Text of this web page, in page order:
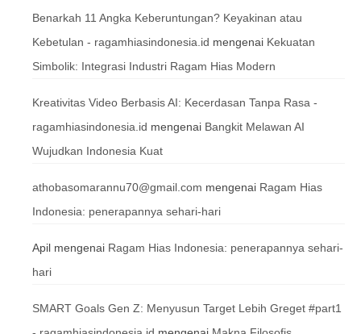
Benarkah 11 Angka Keberuntungan? Keyakinan atau
Kebetulan - ragamhiasindonesia.id mengenai Kekuatan
Simbolik: Integrasi Industri Ragam Hias Modern
Kreativitas Video Berbasis AI: Kecerdasan Tanpa Rasa -
ragamhiasindonesia.id mengenai Bangkit Melawan AI
Wujudkan Indonesia Kuat
athobasomarannu70@gmail.com mengenai Ragam Hias
Indonesia: penerapannya sehari-hari
Apil mengenai Ragam Hias Indonesia: penerapannya sehari-
hari
SMART Goals Gen Z: Menyusun Target Lebih Greget #part1